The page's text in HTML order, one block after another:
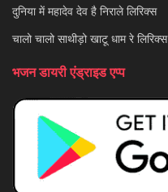
दुनिया में महादेव देव है निराले लिरिक्स
चालो चालो साथीड़ो खाटू धाम रे लिरिक्स
भजन डायरी एंड्राइड एप्प